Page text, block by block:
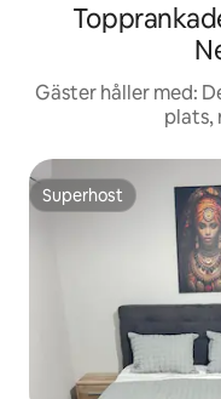
Gäster håller med:
plats,
Superhost
Superhost